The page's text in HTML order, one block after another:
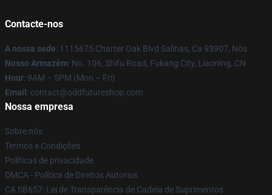
Contacte-nos
A nossa sede: 1115675 Charter Oak Blvd Salinas, Ca 93907, Nós
Nosso Armazém: No. 106, Shifu Road, Fukang City, Liaoning, CN
Hour: 9AM – 5PM (Mon – Fri)
Email : contact@oddfutureshop.com
Nossa empresa
Sobre nós
Termos e Condições
Políticas de privacidade
DMCA - Política de Direitos Autorais
CA SB657: Lei de Transparência de Cadeia de Suprimentos